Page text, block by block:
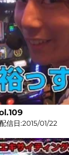
信日:2015/01/22